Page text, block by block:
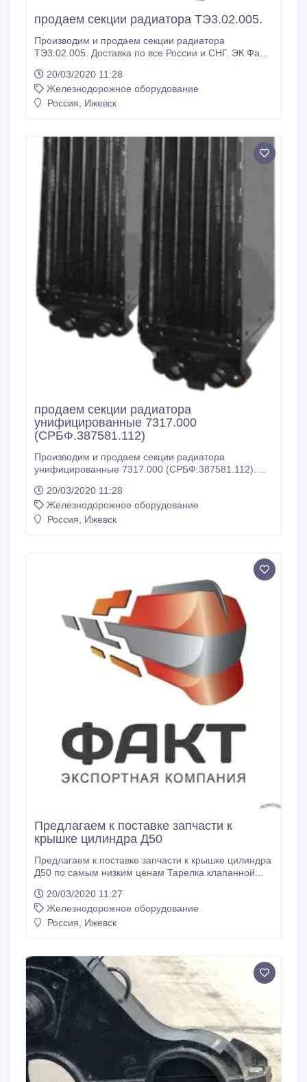
продаем секции радиатора ТЭ3.02.005.
Производим и продаем секции радиатора
ТЭ3.02.005. Доставка по все России и СНГ. ЭК Факт,
918-400 E-mail: info@pkf-fakt.ru.
20/03/2020 11:28
Железнодорожное оборудование
Россия, Ижевск
продаем секции радиатора
унифицированные 7317.000
(СРБФ.387581.112)
Производим и продаем секции радиатора
унифицированные 7317.000 (СРБФ.387581.112).
Ижевск, RU Иван, менеджер Тел: +7 (3412) 918-400
E-mail: info@pkf-fakt.ru.
20/03/2020 11:28
Железнодорожное оборудование
Россия, Ижевск
Предлагаем к поставке запчасти к
крышке цилиндра Д50
Предлагаем к поставке запчасти к крышке цилиндра
Д50 по самым низким ценам Тарелка клапанной
клапана Д50.09.007 Ударник Д50.10.016 Боёк
Д50.10.017 Замок Д50.09.005 Замок ударника
Д50.10.018-1 Клапан Д50.09.009 Клапан Д50.09.010
20/03/2020 11:27
Железнодорожное оборудование
Россия, Ижевск